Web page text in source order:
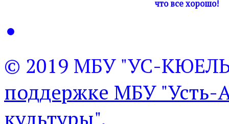
что все хорошо!
© 2019 МБУ "УС-
поддержке МБУ "Усть-
культуры".